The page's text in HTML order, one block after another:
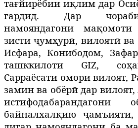
тағйирёбии иқлим дар
гардид. Дар
намояндагони
зисти ҷумҳурӣ, вилоятӣва
Исфара, Конибодом,
ташккилоти GIZ,
Сарраёсати омори вилоят,
замин ва обёрӣдар вилоят,
истифодабарандагони
байналхалқию ҷамъиятӣ,